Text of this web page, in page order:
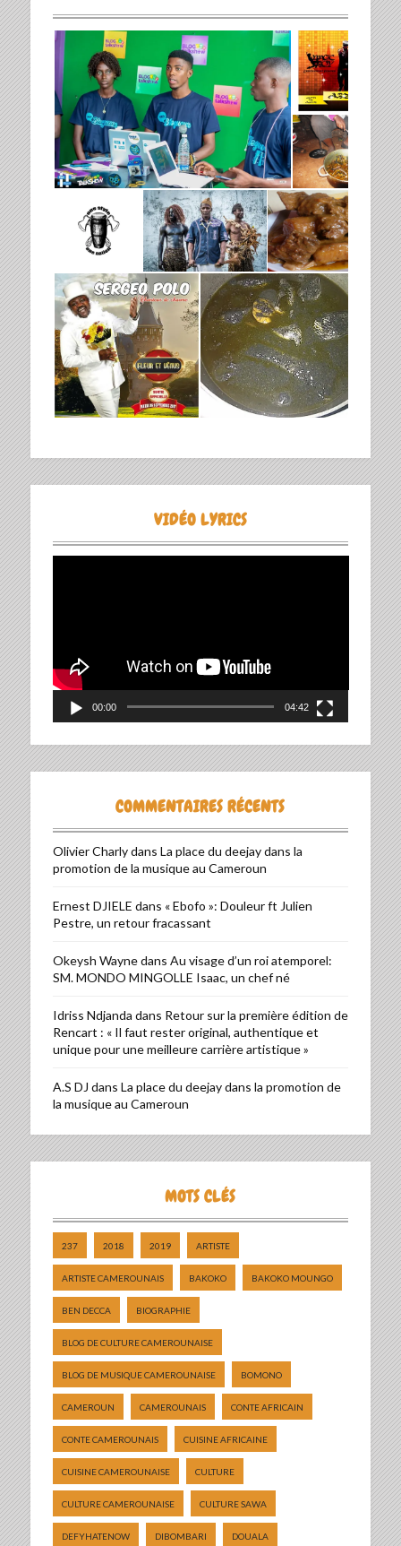
VIDÉO LYRICS
00:00 04:42
COMMENTAIRES RÉCENTS
Olivier Charlydans La place du deejay dans la
promotion de la musique au Cameroun
Ernest DJIELE dans « Ebofo »: Douleur ft Julien
Pestre, un retour fracassant
Okeysh Waynedans Au visage d’un roi atemporel:
SM. MONDO MINGOLLE Isaac, un chef né
Idriss Ndjanda dans Retour sur la première édition de
Rencart : « Il faut rester original, authentique et
unique pour une meilleure carrière artistique »
A.S DJ dans La place du deejay dans la promotion de
la musique au Cameroun
MOTS CLÉS
237 2018 2019 ARTISTE
ARTISTE CAMEROUNAIS BAKOKO BAKOKO MOUNGO
BEN DECCA BIOGRAPHIE
BLOG DE CULTURE CAMEROUNAISE
BLOG DE MUSIQUE CAMEROUNAISE BOMONO
CAMEROUN CAMEROUNAIS CONTE AFRICAIN
CONTE CAMEROUNAIS CUISINE AFRICAINE
CUISINE CAMEROUNAISE CULTURE
CULTURE CAMEROUNAISE CULTURE SAWA
DEFYHATENOW DIBOMBARI DOUALA